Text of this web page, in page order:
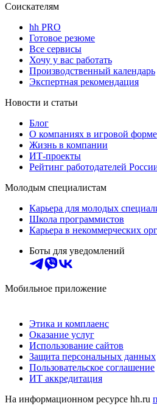
Соискателям
hh PRO
Готовое резюме
Все сервисы
Хочу у вас работать
Производственный календарь
Экспертная рекомендация
Новости и статьи
Блог
О компаниях в игровой форме
Жизнь в компании
ИТ-проекты
Рейтинг работодателей
Молодым специалистам
Карьера для молодых
Школа программистов
Карьера в некоммерческих
Боты для уведомлений
Мобильное приложение
Этика и комплаенс
Оказание услуг
Использование сайтов
Защита персональных данных
Пользовательское соглашение
ИТ аккредитация
На информационном ресурсе hh.ru